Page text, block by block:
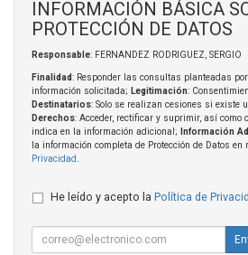
INFORMACIÓN BÁSICA
PROTECCIÓN DE DATOS
Responsable: FERNANDEZ RODRIGUEZ, SERGIO
Finalidad: Responder las consultas planteadas
información solicitada; Legitimación:
Destinatarios: Solo se realizan cesiones si existe
Derechos: Acceder, rectificar y suprimir, así como
indica en la información adicional;
Información
la información completa de Protección de Datos en
Privacidad
He leído y acepto la Política de